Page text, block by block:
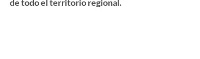
de todo el territorio regional.